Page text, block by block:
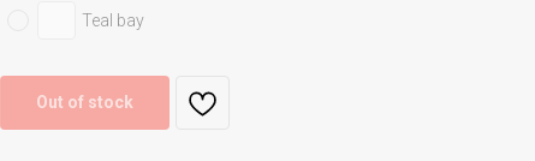
Teal bay
Out of stock